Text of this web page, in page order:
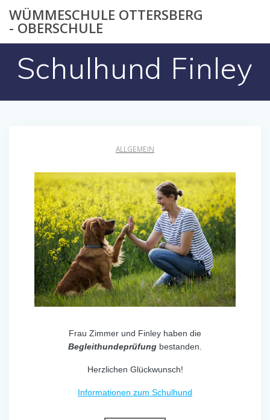
Inhalt
WÜMMESCHULE OTTERSBERG
- OBERSCHULE
Schulhund Finley
ALLGEMEIN
Frau Zimmer und Finley haben die
Begleithundeprüfung bestanden.
Herzlichen Glückwunsch!
Informationen zum Schulhund